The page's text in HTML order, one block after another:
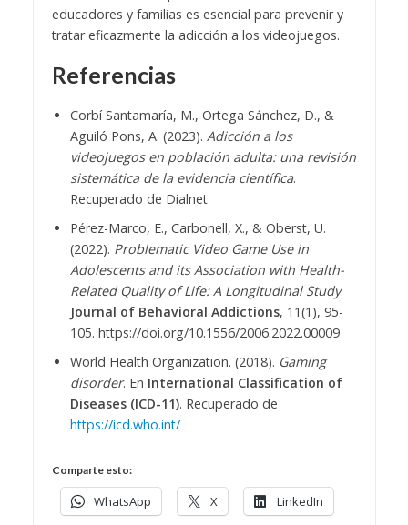
educadores y familias es esencial para prevenir y
tratar eficazmente la adicción a los videojuegos.
Referencias
Corbí Santamaría, M., Ortega Sánchez, D., &
Aguiló Pons, A. (2023). Adicción a los
videojuegos en población adulta: una revisión
sistemática de la evidencia científica.
Recuperado de Dialnet
Pérez-Marco, E., Carbonell, X., & Oberst, U.
(2022). Problematic Video Game Use in
Adolescents and its Association with Health-
Related Quality of Life: A Longitudinal Study.
Journal of Behavioral Addictions, 11(1), 95-
105. https://doi.org/10.1556/2006.2022.00009
World Health Organization. (2018). Gaming
disorder. En International Classification of
Diseases (ICD-11). Recuperado de
https://icd.who.int/
Comparte esto:
WhatsApp X LinkedIn